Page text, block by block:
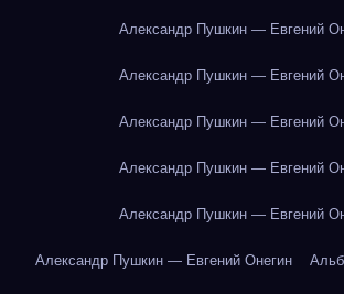
Александр Пушкин — Евгений
Александр Пушкин — Евгений
Александр Пушкин — Евгений
Александр Пушкин — Евгений
Александр Пушкин — Евгений
Александр Пушкин — Евгений Онегин